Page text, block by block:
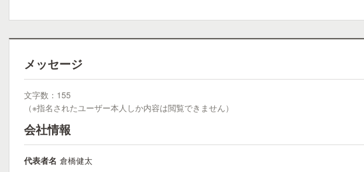
メッセージ
文字数：155
（※指名されたユーザー本人しか内容は閲覧できません）
会社情報
代表者名 倉橋健太